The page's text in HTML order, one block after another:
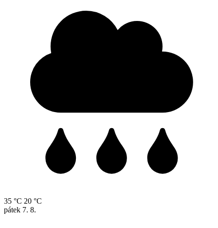
35 °C 20 °C
pátek 7. 8.